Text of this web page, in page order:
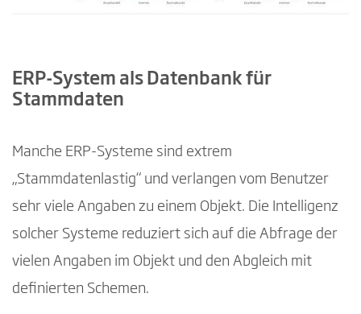
ERP-System als Datenbank für
Stammdaten
Manche ERP-Systeme sind extrem
„Stammdatenlastig“ und verlangen vom Benutzer
sehr viele Angaben zu einem Objekt. Die Intelligenz
solcher Systeme reduziert sich auf die Abfrage der
vielen Angaben im Objekt und den Abgleich mit
definierten Schemen.